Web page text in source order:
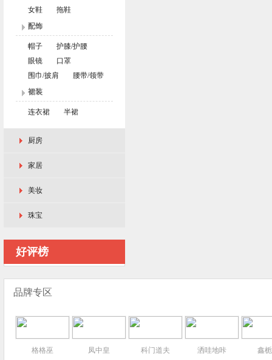
女鞋
拖鞋
配饰
帽子
护膝/护腰
眼镜
口罩
围巾/披肩
腰带/领带
裙装
连衣裙 半裙
厨房
家居
美妆
珠宝
好评榜
品牌专区
格格巫 凤中皇 科门道夫 洒哇地咔 鑫